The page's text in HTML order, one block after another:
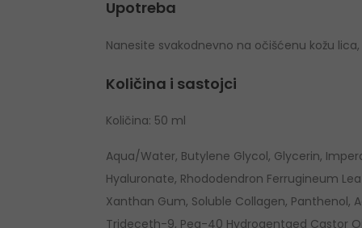
Upotreba
Nanesite svakodnevno na očišćenu kožu
Količina i sastojci
Količina: 50 ml
Aqua/Water, Butylene Glycol, Glycerin,
Hyaluronate, Rhododendron Ferrugineum
Xanthan Gum, Soluble Collagen, Panthenol,
Trideceth-9, Peg-40 Hydrogentaed Castor